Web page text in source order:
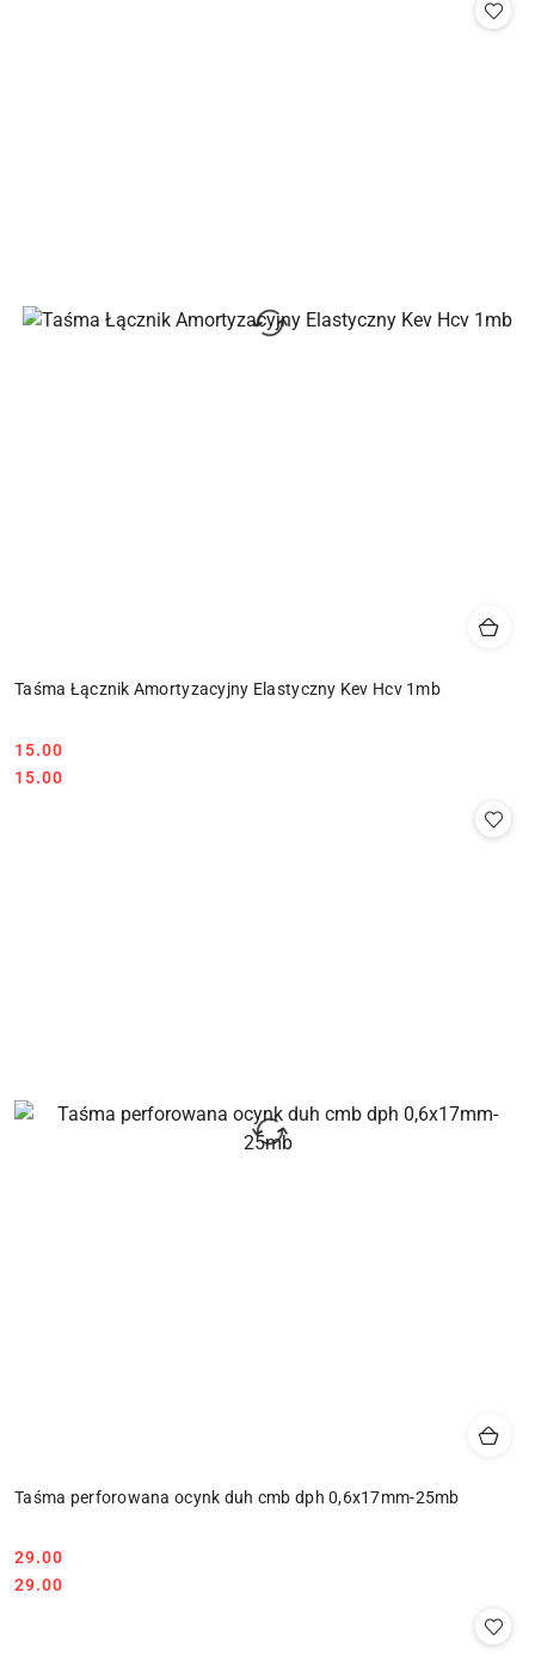
Taśma Łącznik Amortyzacyjny Elastyczny Kev Hcv 1mb
Cena:
15.00
Cena:
15.00
Taśma perforowana ocynk duh cmb dph 0,6x17mm-25mb
Cena:
29.00
Cena:
29.00